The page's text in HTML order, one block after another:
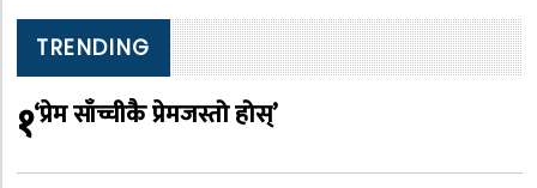
TRENDING
१‘प्रेम साँच्चीकै प्रेमजस्तो होस्’